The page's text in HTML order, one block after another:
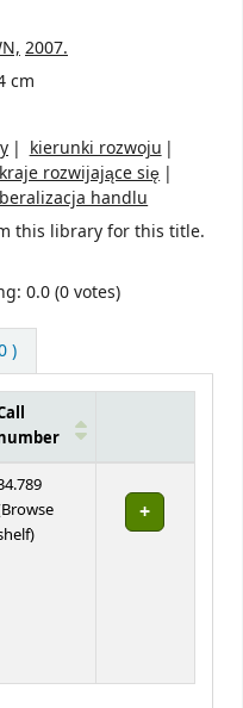
2007.
cm
kierunki rozwoju
kraje rozwijające się
handlu
this library for this title.
0.0 (0 votes)
)
Browse
(Opens below)
)